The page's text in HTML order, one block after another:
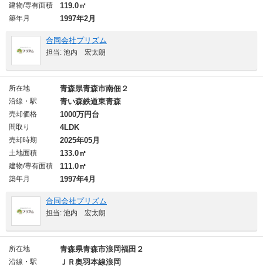
建物/専有面積 119.0㎡
築年月 1997年2月
合同会社プリズム
担当: 池内 宏太朗
所在地 青森県青森市南佃２
沿線・駅 青い森鉄道東青森
売却価格 1000万円台
間取り 4LDK
売却時期 2025年05月
土地面積 133.0㎡
建物/専有面積 111.0㎡
築年月 1997年4月
合同会社プリズム
担当: 池内 宏太朗
所在地 青森県青森市浪岡福田２
沿線・駅 ＪＲ奥羽本線浪岡